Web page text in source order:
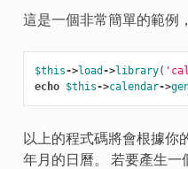
這是一個非常簡單的範例
$this->load ->library(
echo $this->calendar->
以上的程式碼將會根據你
年月的日曆。 若要產生